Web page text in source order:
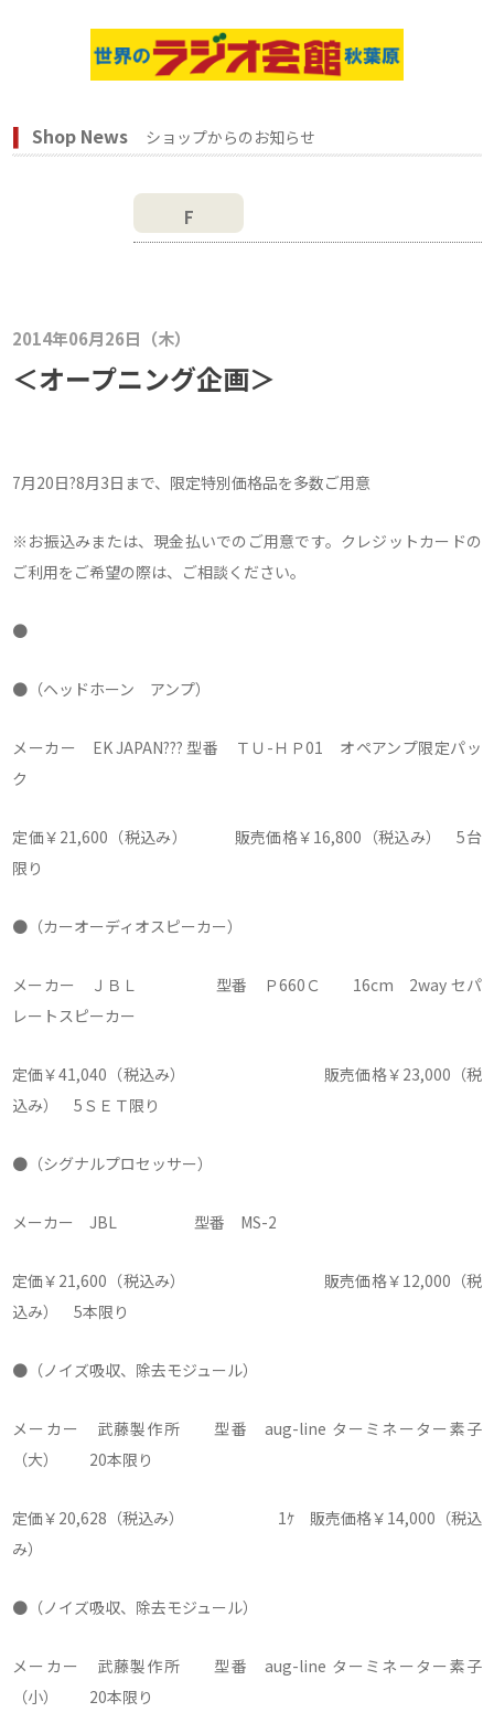
Shop News ショップからのお知らせ
F
2014年06月26日（木）
＜オープニング企画＞
7月20日?8月3日まで、限定特別価格品を多数ご用意
※お振込みまたは、現金払いでのご用意です。クレジットカードの
ご利用をご希望の際は、ご相談ください。
●
●（ヘッドホーン アンプ）
メーカー EK JAPAN??? 型番 ＴＵ-ＨＰ01 オペアンプ限定パッ
ク
定価￥21,600（税込み） 販売価格￥16,800（税込み） 5台
限り
●（カーオーディオスピーカー）
メーカー ＪＢＬ 型番 Ｐ660Ｃ 16cm 2way セパ
レートスピーカー
定価￥41,040（税込み） 販売価格￥23,000（税
込み） 5ＳＥＴ限り
●（シグナルプロセッサー）
メーカー JBL 型番 MS-2
定価￥21,600（税込み） 販売価格￥12,000（税
込み） 5本限り
●（ノイズ吸収、除去モジュール）
メーカー 武藤製作所 型番 aug-line ターミネーター素子
（大） 20本限り
定価￥20,628（税込み） 1ｹ 販売価格￥14,000（税込
み）
●（ノイズ吸収、除去モジュール）
メーカー 武藤製作所 型番 aug-line ターミネーター素子
（小） 20本限り